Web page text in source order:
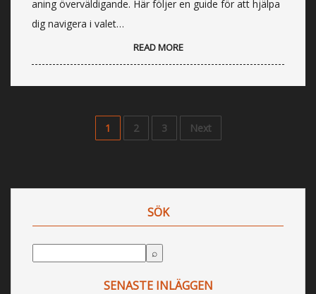
aning överväldigande. Här följer en guide för att hjälpa
dig navigera i valet…
READ MORE
1 2 3 Next
SÖK
SENASTE INLÄGGEN